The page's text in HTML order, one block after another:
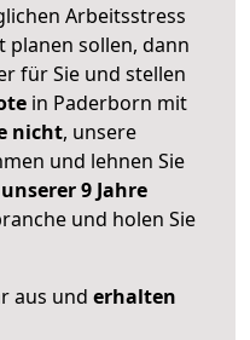
Arbeitsstress
planen sollen, dann
für Sie und stellen
in Paderborn mit
nicht, unsere
und lehnen Sie
9 Jahre
und holen Sie
aus und erhalten